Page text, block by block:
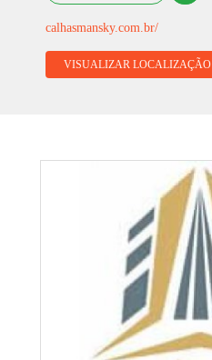
calhasmansky.com.br/
VISUALIZAR LOCALIZAÇÃO